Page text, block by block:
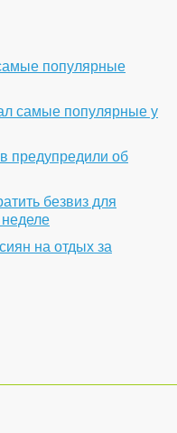
популярные
самые популярные у
предупредили об
безвиз для
на отдых за